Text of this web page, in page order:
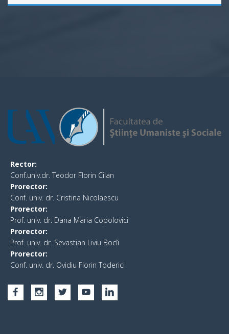
Rector:
Conf.univ.dr. Teodor Florin Cilan
Prorector:
Conf. univ. dr. Cristina Nicolaescu
Prorector:
Prof. univ. dr. Dana Maria Copolovici
Prorector:
Prof. univ. dr. Sevastian Liviu Bocîi
Prorector:
Conf. univ. dr. Ovidiu Florin Toderici